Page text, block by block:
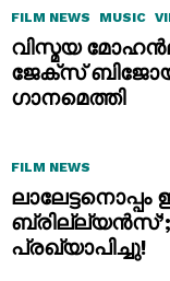
FILM NEWS MUSIC
വിസ്മയ
ജേക്സ്
ഗാനമെത്തി
FILM NEWS
ബ്രില്ല്യൻസ്’;
പ്രഖ്യാപിച്ചു!